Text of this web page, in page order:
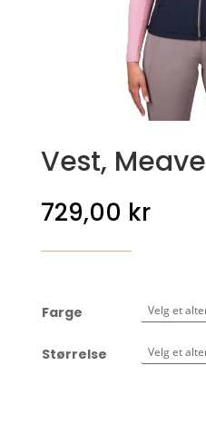
Vest, Meave
729,00 kr
Farge
Størrelse